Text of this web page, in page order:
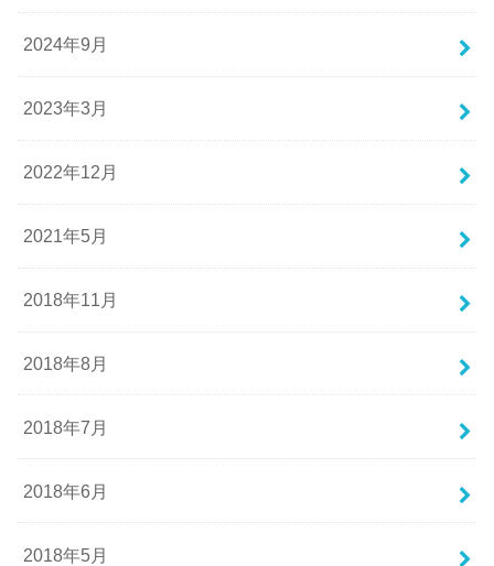
2024年9月
2023年3月
2022年12月
2021年5月
2018年11月
2018年8月
2018年7月
2018年6月
2018年5月